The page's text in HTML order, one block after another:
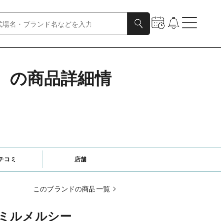
の商品詳細情
コミ 店舗
このブランドの商品一覧
ルメルシー